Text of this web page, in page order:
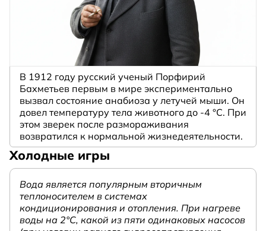
В 1912 году русский ученый Порфирий
Бахметьев первым в мире экспериментально
вызвал состояние анабиоза у летучей мыши. Он
довел температуру тела животного до -4 °C. При
этом зверек после размораживания
возвратился к нормальной жизнедеятельности.
Холодные игры
Вода является популярным вторичным
теплоносителем в системах
кондиционирования и отопления. При нагреве
воды на 2°С, какой из пяти одинаковых насосов